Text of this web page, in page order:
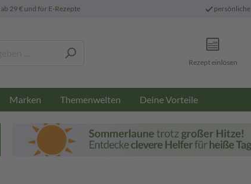
ab 29 € und für E-Rezepte persönliche
Rezept einlösen
Marken Themenwelten Deine Vorteile